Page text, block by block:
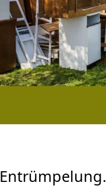
Entrümpelung.